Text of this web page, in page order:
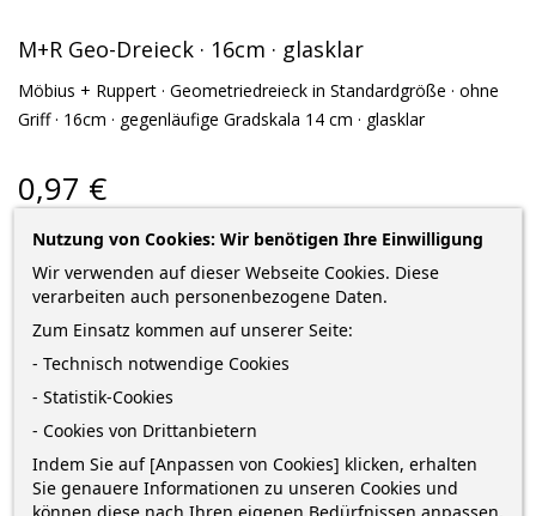
M+R Geo-Dreieck · 16cm · glasklar
Möbius + Ruppert · Geometriedreieck in Standardgröße · ohne
Griff · 16cm · gegenläufige Gradskala 14 cm · glasklar
0,97 €
zzgl. Versandkosten * Lieferung in 2-5 Werktagen*
Menge
IN DEN WARENKORB

Nutzung von Cookies: Wir benötigen Ihre Einwilligung
Wir verwenden auf dieser Webseite Cookies. Diese
verarbeiten auch personenbezogene Daten.
Zum Einsatz kommen auf unserer Seite:
- Technisch notwendige Cookies
- Statistik-Cookies
- Cookies von Drittanbietern
Indem Sie auf [Anpassen von Cookies] klicken, erhalten
Sie genauere Informationen zu unseren Cookies und
können diese nach Ihren eigenen Bedürfnissen anpassen.